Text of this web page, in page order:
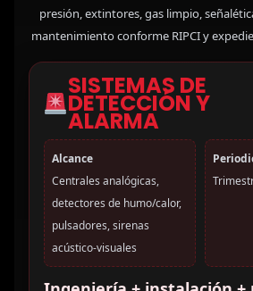
presión, extintores, gas limpio,
mantenimiento conforme RIPCI y
SISTEMAS DE
DETECCIÓN Y
ALARMA
Alcance
Centrales analógicas,
detectores de humo/calor,
pulsadores, sirenas
acústico-visuales